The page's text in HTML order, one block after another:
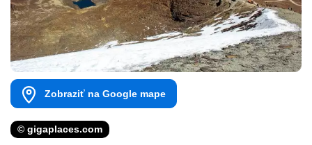
Zobraziť na Google mape
© gigaplaces.com